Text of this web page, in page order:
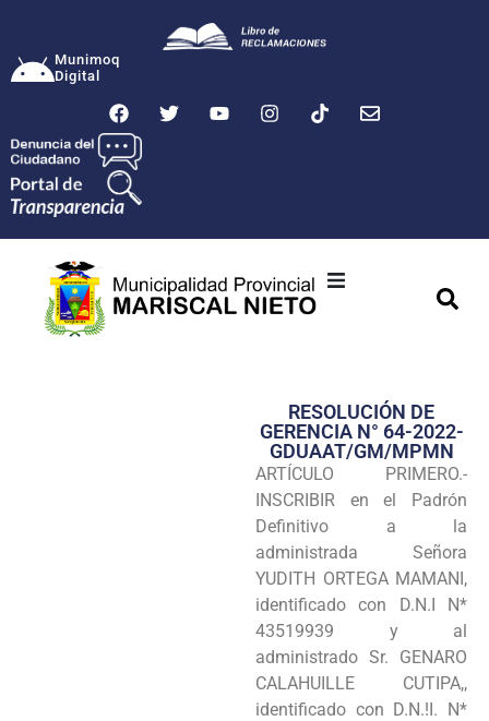
Munimoq
Digital
Transparencia
Seguridad
Intranet
RESOLUCIÓN DE
GERENCIA N° 64-2022-
GDUAAT/GM/MPMN
ARTÍCULO PRIMERO.-
INSCRIBIR en el Padrón
Definitivo a la
administrada Señora
YUDITH ORTEGA MAMANI,
identificado con D.N.I N*
43519939 y al
administrado Sr. GENARO
CALAHUILLE CUTIPA,,
identificado con D.N.!I. N*